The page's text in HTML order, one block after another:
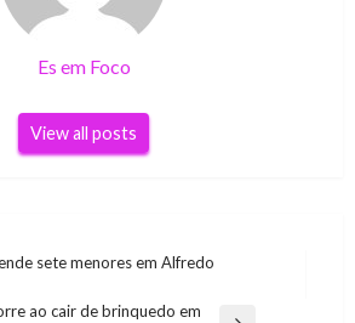
Es em Foco
View all posts
sete menores em Alfredo
ao cair de brinquedo em